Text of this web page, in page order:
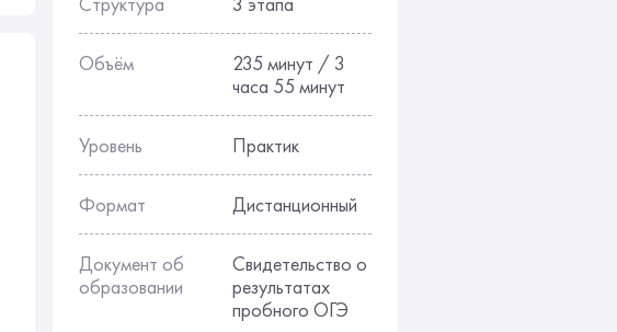
Объём
235 минут / 3
часа 55 минут
Уровень Практик
Формат Дистанционный
Документ об
образовании
Свидетельство о
результатах
пробного ОГЭ